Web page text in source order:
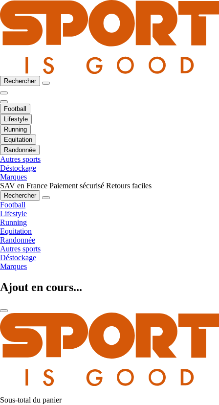
Rechercher
Football
Lifestyle
Running
Equitation
Randonnée
Autres sports
Déstockage
Marques
SAV en France Paiement sécurisé Retours faciles
Rechercher
Football
Lifestyle
Running
Equitation
Randonnée
Autres sports
Déstockage
Marques
Ajout en cours...
Sous-total du panier